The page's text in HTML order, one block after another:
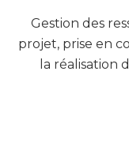
Gestion des
projet, prise en
la réalisation